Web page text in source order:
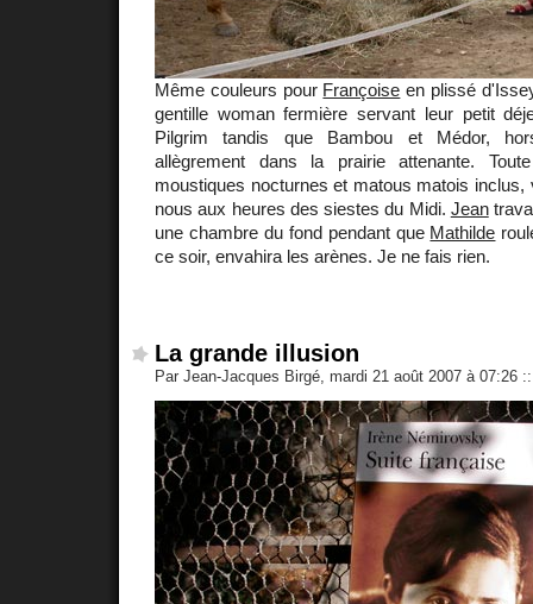
Même couleurs pour Françoise en plissé
gentille woman fermière servant leur petit
Pilgrim tandis que Bambou et Médor,
allègrement dans la prairie attenante.
moustiques nocturnes et matous matois inclus,
nous aux heures des siestes du Midi. Jean
une chambre du fond pendant que Mathilde
ce soir, envahira les arènes. Je ne fais rien.
La grande illusion
Par Jean-Jacques Birgé, mardi 21 août 2007 à 07:26 ::